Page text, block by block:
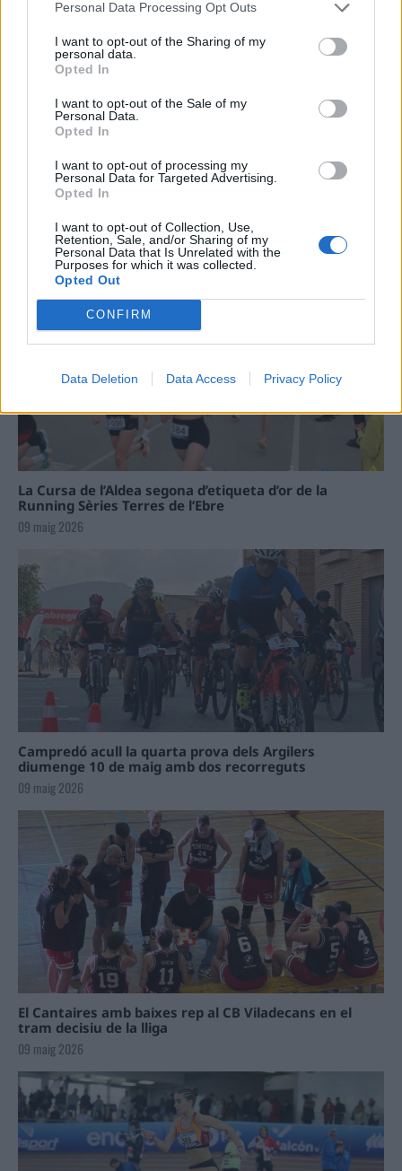
Personal Data Processing Opt Outs
I want to opt-out of the Sharing of my
personal data.
Opted In
I want to opt-out of the Sale of my
Personal Data.
Opted In
I want to opt-out of processing my
Personal Data for Targeted Advertising.
Opted In
I want to opt-out of Collection, Use,
Retention, Sale, and/or Sharing of my
Personal Data that Is Unrelated with the
Purposes for which it was collected.
Opted Out
CONFIRM
Data Deletion Data Access Privacy Policy
d’Amposta”
Carrega més
La Cursa de l’Aldea segona d’etiqueta d’or de la
Running Sèries Terres de l’Ebre
09 maig 2026
Campredó acull la quarta prova dels Argilers
diumenge 10 de maig amb dos recorreguts
09 maig 2026
El Cantaires amb baixes rep al CB Viladecans en el
tram decisiu de la lliga
09 maig 2026